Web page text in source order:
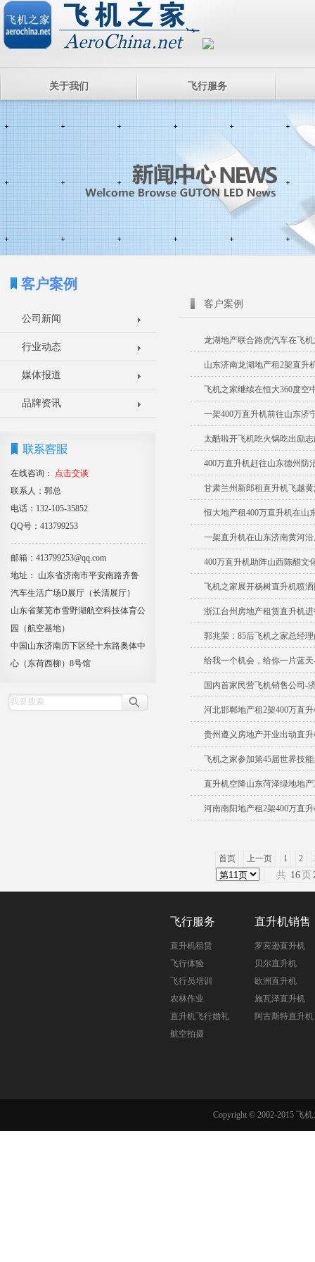
关于我们 飞行服务
客户案例
公司新闻
行业动态
媒体报道
品牌资讯
在线咨询：
点击交谈
联系人：郭总
电话：132-105-35852
QQ号：413799253
邮箱：413799253@qq.com
地址： 山东省济南市平安南路齐鲁
汽车生活广场D展厅（长清展厅）
山东省莱芜市雪野湖航空科技体育公
园（航空基地）
中国山东济南历下区经十东路奥体中
心（东荷西柳）8号馆
客户案例
龙湖地产联合路虎汽车在飞
山东济南龙湖地产租2架直升
飞机之家继续在恒大360度空
一架400万直升机前往山东济
太酷啦开飞机吃火锅吃出励
400万直升机赶往山东德州防
甘肃兰州新郎租直升机飞越
恒大地产租400万直升机在山
一架直升机在山东济南黄河
400万直升机助阵山西陈醋文
飞机之家展开杨树直升机喷
浙江台州房地产租赁直升机
郭兆荣：85后飞机之家总经
给我一个机会，给你一片蓝
国内首家民营飞机销售公司-
河北邯郸地产租2架400万直
贵州遵义房地产开业出动直
飞机之家参加第45届世界技
直升机空降山东菏泽绿地地
河南南阳地产租2架400万直
首页 上一页 1 2
共 16 页
飞行服务
直升机租赁
飞行体验
飞行员培训
农林作业
直升机飞行婚礼
航空拍摄
直升机销售
罗宾逊直升机
贝尔直升机
欧洲直升机
施瓦泽直升机
阿古斯特直升机
Copyright © 2002-2015 飞